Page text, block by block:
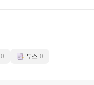
0 부스 0